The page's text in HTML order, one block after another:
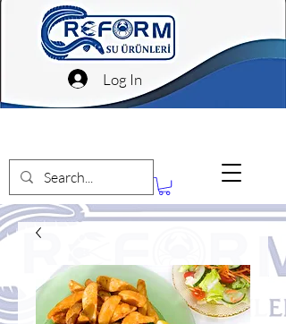
Log In